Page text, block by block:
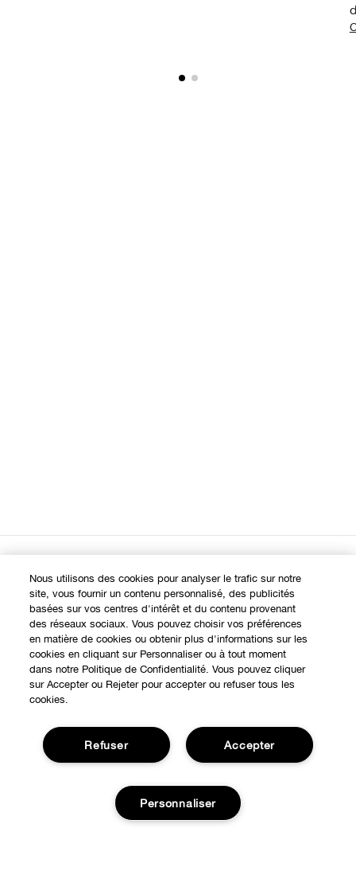
Points de Vente
Offres Spéciales
BESOIN D'AIDE?
Notre philosophie
Autre Pays
À propos
Service Client
Contacter le Fabricant
Suivre ma commande
Retours et échanges
Politique de confidentialité
Conditions d'utilisation
Nous utilisons des cookies pour analyser le trafic sur notre
site, vous fournir un contenu personnalisé, des publicités
basées sur vos centres d'intérêt et du contenu provenant
des réseaux sociaux. Vous pouvez choisir vos préférences
en matière de cookies ou obtenir plus d'informations sur les
cookies en cliquant sur Personnaliser ou à tout moment
dans notre Politique de Confidentialité. Vous pouvez cliquer
sur Accepter ou Rejeter pour accepter ou refuser tous les
cookies.
Accepter
Refuser
Personnaliser